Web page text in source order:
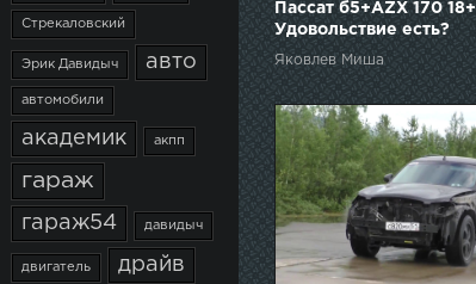
Стрекаловский
Эрик Давидыч авто
автомобили
академик акпп
гараж
гараж54 давидыч
двигатель драйв
Пассат б5+AZX 170 18+
Удовольствие есть?
Яковлев Миша